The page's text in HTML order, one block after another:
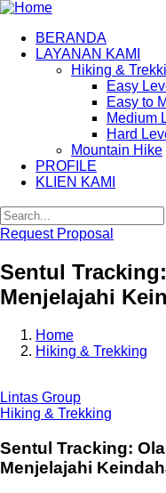
BERANDA
LAYANAN KAMI
Hiking &
Easy
Easy to
Medium
Hard
Mountain Hike
PROFILE
KLIEN KAMI
Request Proposal
Sentul
Menjelajahi
Home
Hiking & Trekking
Lintas Group
Hiking & Trekking
Sentul Tracking:
Menjelajahi